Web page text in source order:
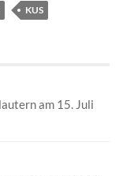
KUS
am 15. Juli